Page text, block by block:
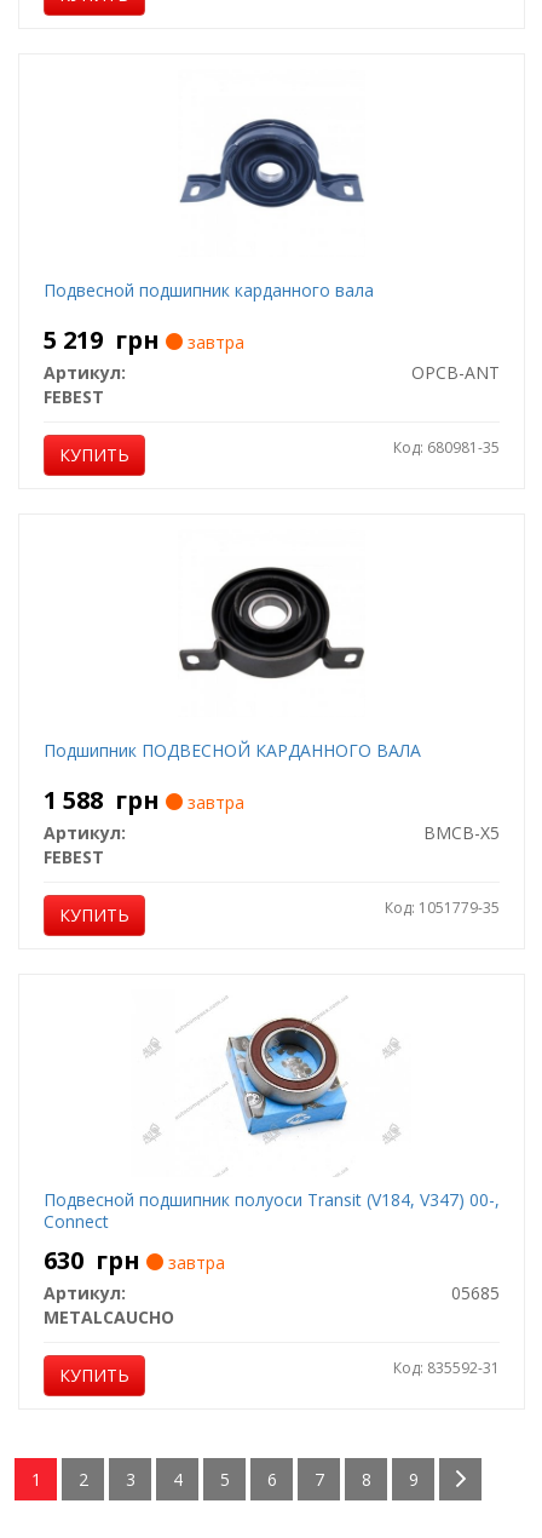
Подвесной подшипник карданного вала
5 219 грн
завтра
Артикул:
OPCB-ANT
FEBEST
КУПИТЬ Код: 680981-35
Подшипник ПОДВЕСНОЙ КАРДАННОГО ВАЛА
1 588 грн
завтра
Артикул:
BMCB-X5
FEBEST
КУПИТЬ Код: 1051779-35
Подвесной подшипник полуоси Transit (V184, V347) 00-,
Connect
630 грн
завтра
Артикул:
05685
METALCAUCHO
КУПИТЬ Код: 835592-31
1 2 3 4 5 6 7 8 9